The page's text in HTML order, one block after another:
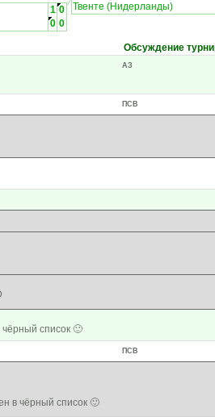
1 0
0 0
Твенте (Нидерланды)
Обсуждение
АЗ
ПСВ
список 🙂
ПСВ
в чёрный список 🙂